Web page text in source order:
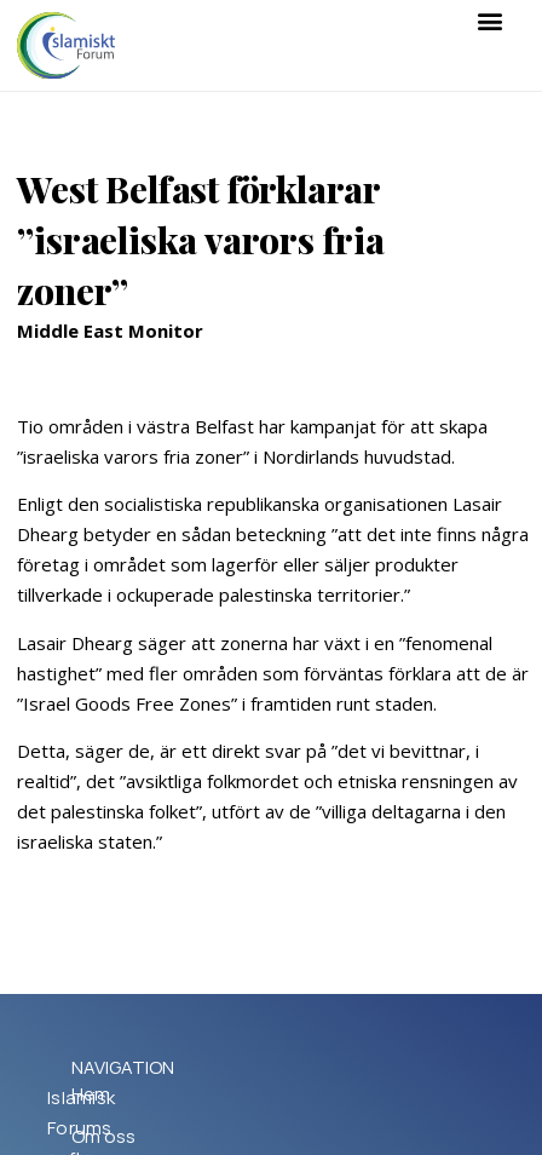
West Belfast förklarar
”israeliska varors fria
zoner”
Middle East Monitor
Tio områden i västra Belfast har kampanjat för att skapa
”israeliska varors fria zoner” i Nordirlands huvudstad.
Enligt den socialistiska republikanska organisationen Lasair
Dhearg betyder en sådan beteckning ”att det inte finns några
företag i området som lagerför eller säljer produkter
tillverkade i ockuperade palestinska territorier.”
Lasair Dhearg säger att zonerna har växt i en ”fenomenal
hastighet” med fler områden som förväntas förklara att de är
”Israel Goods Free Zones” i framtiden runt staden.
Detta, säger de, är ett direkt svar på ”det vi bevittnar, i
realtid”, det ”avsiktliga folkmordet och etniska rensningen av
det palestinska folket”, utfört av de ”villiga deltagarna i den
israeliska staten.”
Islamisk
Forums
NAVIGATION
Hem
Om oss